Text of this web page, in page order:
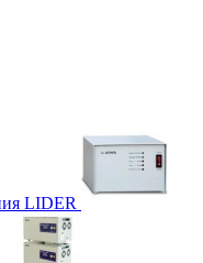
LIDER